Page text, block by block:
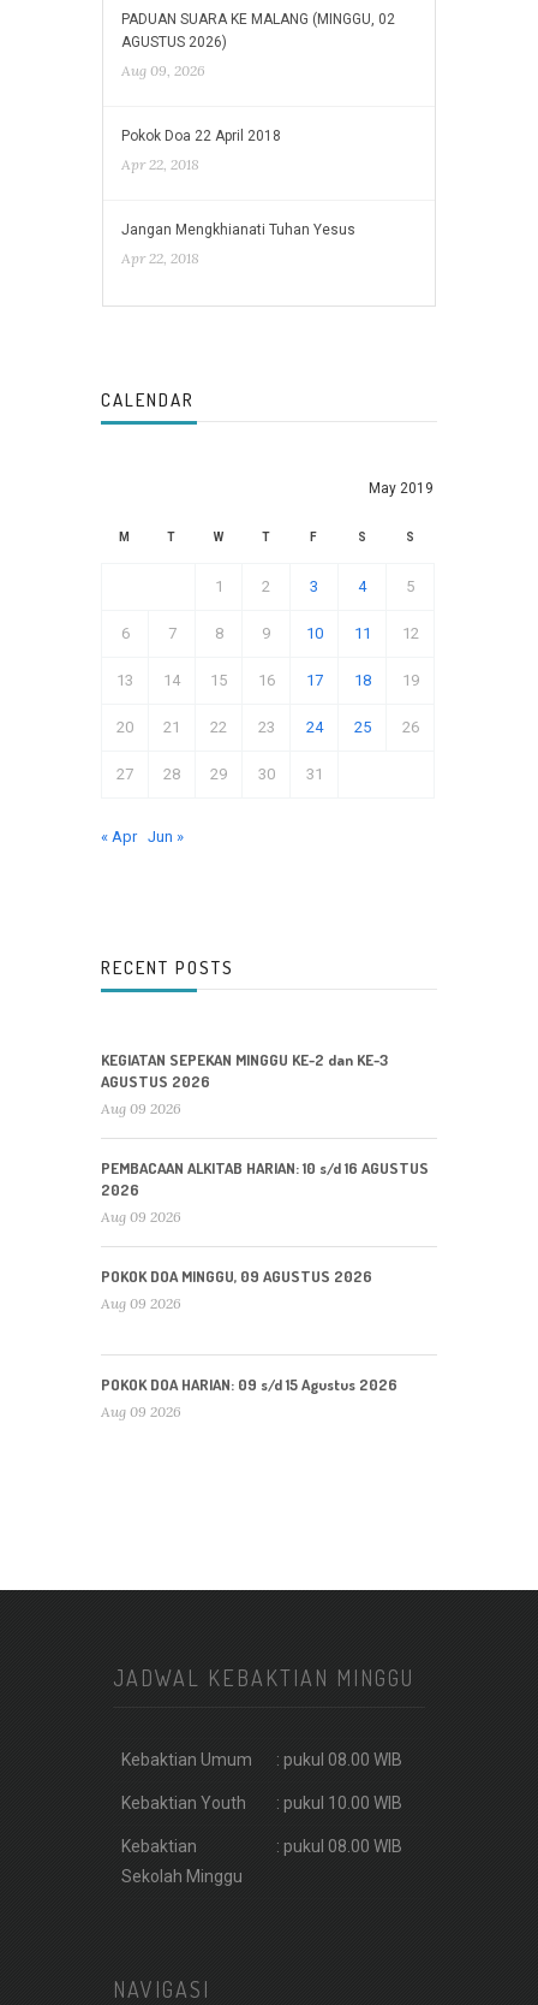
PADUAN SUARA KE MALANG (MINGGU, 02
AGUSTUS 2026)
Aug 09, 2026
Pokok Doa 22 April 2018
Apr 22, 2018
Jangan Mengkhianati Tuhan Yesus
Apr 22, 2018
CALENDAR
May 2019
M T W T F S S
1 2 3 4 5
6 7 8 9 10 11 12
13 14 15 16 17 18 19
20 21 22 23 24 25 26
27 28 29 30 31
« Apr Jun »
RECENT POSTS
KEGIATAN SEPEKAN MINGGU KE-2 dan KE-3
AGUSTUS 2026
Aug 09 2026
PEMBACAAN ALKITAB HARIAN: 10 s/d 16 AGUSTUS
2026
Aug 09 2026
POKOK DOA MINGGU, 09 AGUSTUS 2026
Aug 09 2026
POKOK DOA HARIAN: 09 s/d 15 Agustus 2026
Aug 09 2026
JADWAL KEBAKTIAN MINGGU
Kebaktian Umum : pukul 08.00 WIB
Kebaktian Youth : pukul 10.00 WIB
Kebaktian
Sekolah Minggu
: pukul 08.00 WIB
NAVIGASI